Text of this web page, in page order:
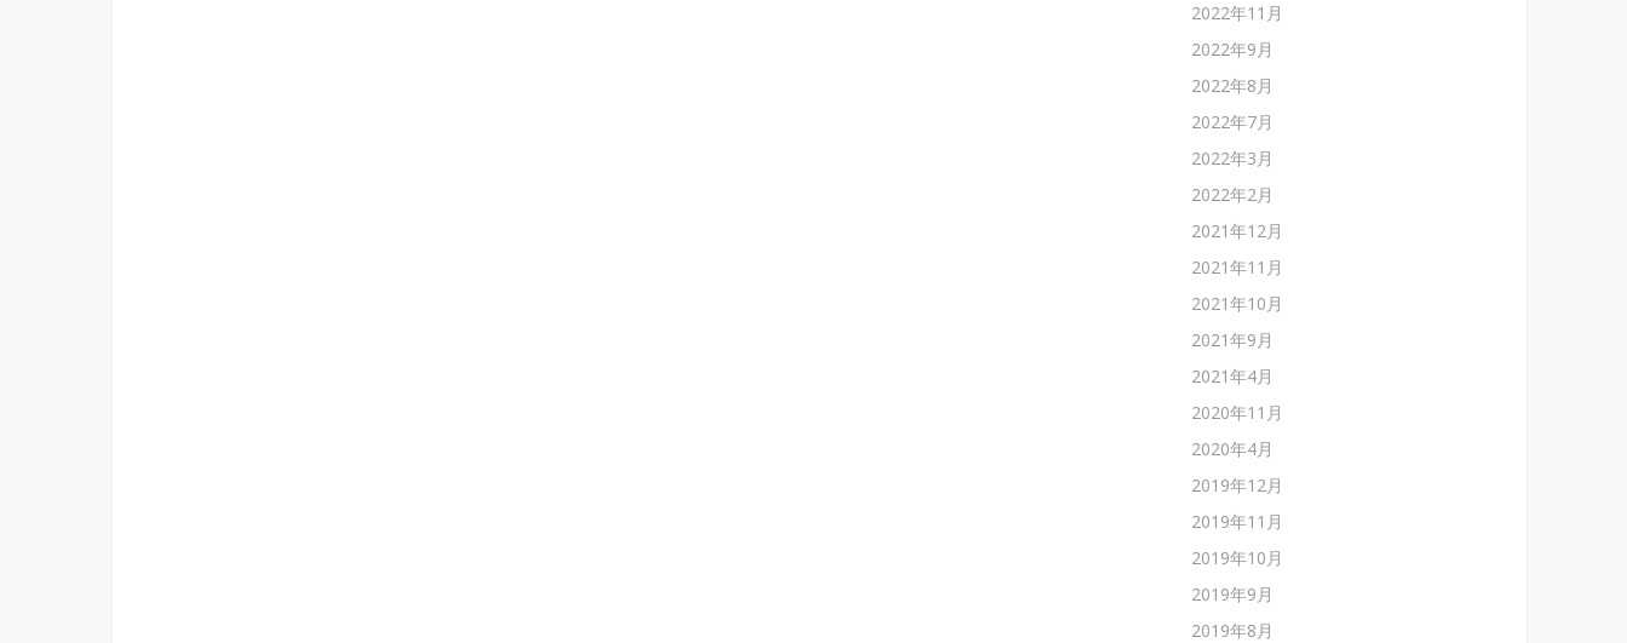
2022年11月
2022年9月
2022年8月
2022年7月
2022年3月
2022年2月
2021年12月
2021年11月
2021年10月
2021年9月
2021年4月
2020年11月
2020年4月
2019年12月
2019年11月
2019年10月
2019年9月
2019年8月